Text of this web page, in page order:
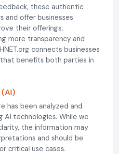
these authentic
and offer businesses
their offerings.
more transparency and
connects businesses
benefits both parties in
has been analyzed and
AI technologies. While we
the information may
and should be
critical use cases.